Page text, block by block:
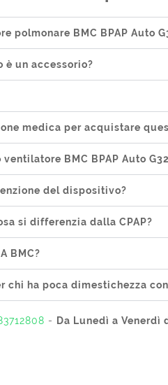
polmonare BMC BPAP Auto
è un accessorio?
medica per acquistare
BMC BPAP Auto
del dispositivo?
si differenzia dalla CPAP?
BMC?
chi ha poca dimestichezza
- Da Lunedì a Venerdì